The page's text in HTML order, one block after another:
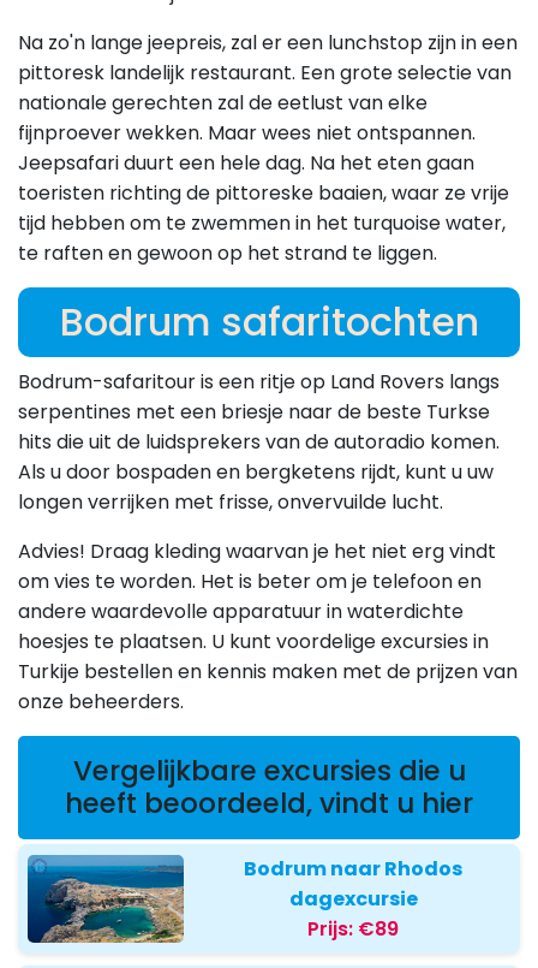
Na zo'n lange jeepreis, zal er een lunchstop zijn in een
pittoresk landelijk restaurant. Een grote selectie van
nationale gerechten zal de eetlust van elke
fijnproever wekken. Maar wees niet ontspannen.
Jeepsafari duurt een hele dag. Na het eten gaan
toeristen richting de pittoreske baaien, waar ze vrije
tijd hebben om te zwemmen in het turquoise water,
te raften en gewoon op het strand te liggen.
Bodrum safaritochten
Bodrum-safaritour is een ritje op Land Rovers langs
serpentines met een briesje naar de beste Turkse
hits die uit de luidsprekers van de autoradio komen.
Als u door bospaden en bergketens rijdt, kunt u uw
longen verrijken met frisse, onvervuilde lucht.
Advies! Draag kleding waarvan je het niet erg vindt
om vies te worden. Het is beter om je telefoon en
andere waardevolle apparatuur in waterdichte
hoesjes te plaatsen. U kunt voordelige excursies in
Turkije bestellen en kennis maken met de prijzen van
onze beheerders.
Vergelijkbare excursies die u
heeft beoordeeld, vindt u hier
Bodrum naar Rhodos
dagexcursie
Prijs: €89